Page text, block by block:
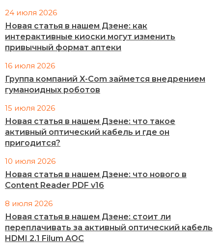
24 июля 2026
Новая статья в нашем Дзене: как
интерактивные киоски могут изменить
привычный формат аптеки
16 июля 2026
Группа компаний X-Com займется внедрением
гуманоидных роботов
15 июля 2026
Новая статья в нашем Дзене: что такое
активный оптический кабель и где он
пригодится?
10 июля 2026
Новая статья в нашем Дзене: что нового в
Content Reader PDF v16
8 июля 2026
Новая статья в нашем Дзене: стоит ли
переплачивать за активный оптический кабель
HDMI 2.1 Filum AOC